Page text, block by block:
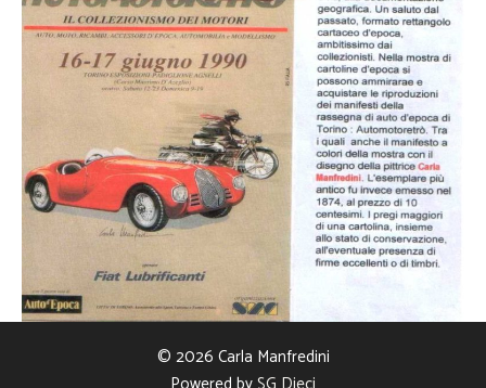
© 2026 Carla Manfredini